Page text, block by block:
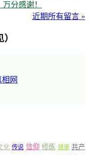
分感谢！
近期所有留言 »
网
化 传说 信仰 修炼 健康 共产